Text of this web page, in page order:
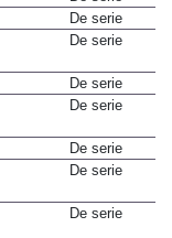
De serie
De serie
De serie
De serie
De serie
De serie
De serie